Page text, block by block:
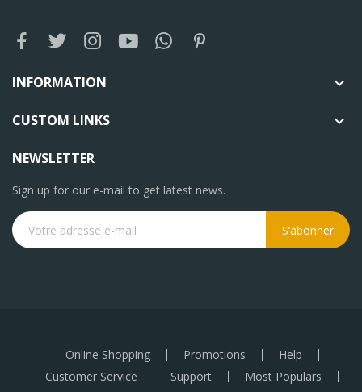
INFORMATION 
CUSTOM LINKS 
NEWSLETTER
Sign up for our e-mail to get latest news.
S’abonner
Online Shopping Promotions
Help
Customer Service
Support
Most Populars